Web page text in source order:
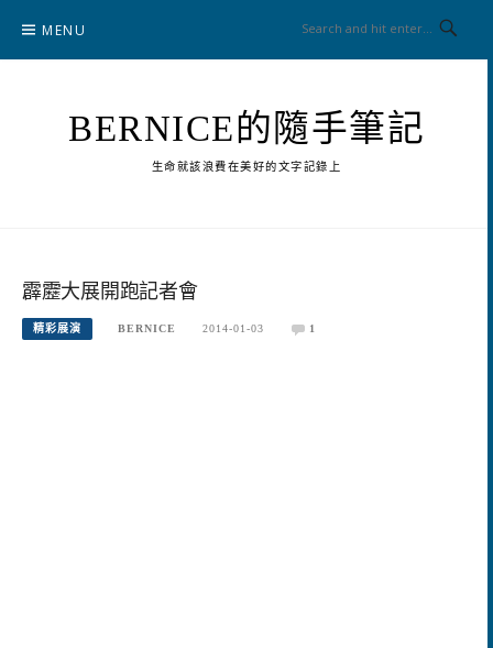
content
MENU
BERNICE的隨手筆記
生命就該浪費在美好的文字記錄上
霹靂大展開跑記者會
精彩展演 BERNICE 2014-01-03 1